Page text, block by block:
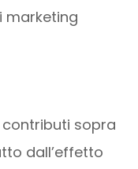
marketing
sopra
dall’effetto